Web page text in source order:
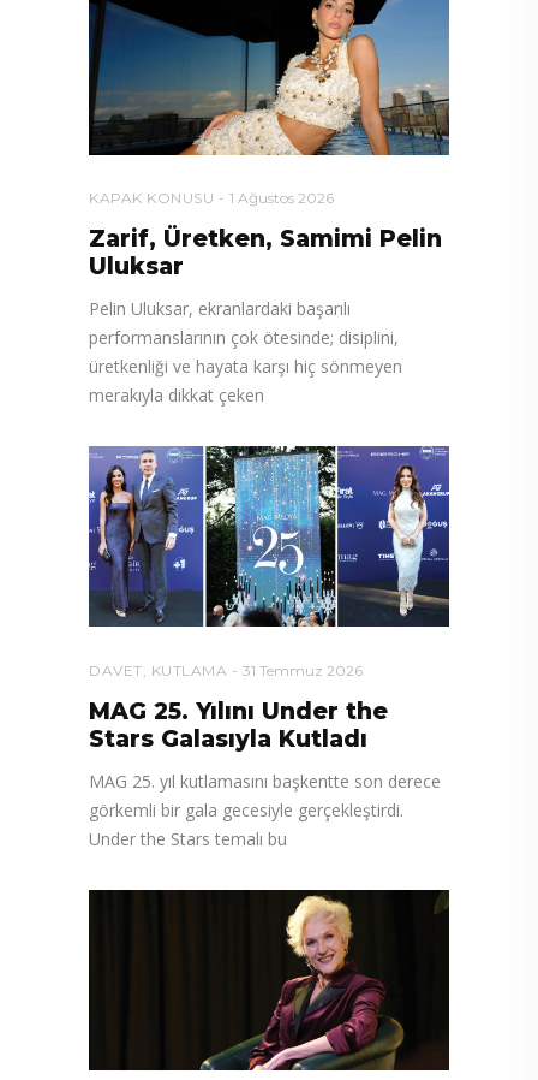
KAPAK KONUSU 1 Ağustos 2026
Zarif, Üretken, Samimi Pelin
Uluksar
Pelin Uluksar, ekranlardaki başarılı
performanslarının çok ötesinde; disiplini,
üretkenliği ve hayata karşı hiç sönmeyen
merakıyla dikkat çeken
DAVET KUTLAMA 31 Temmuz 2026
MAG 25. Yılını Under the
Stars Galasıyla Kutladı
MAG 25. yıl kutlamasını başkentte son derece
görkemli bir gala gecesiyle gerçekleştirdi.
Under the Stars temalı bu